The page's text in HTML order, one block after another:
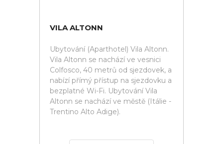
VILA ALTONN
Ubytování (Aparthotel) Vila Altonn.
Vila Altonn se nachází ve vesnici
Colfosco, 40 metrů od sjezdovek, a
nabízí přímý přístup na sjezdovku a
bezplatné Wi-Fi. Ubytování Vila
Altonn se nachází ve městě (Itálie -
Trentino Alto Adige).